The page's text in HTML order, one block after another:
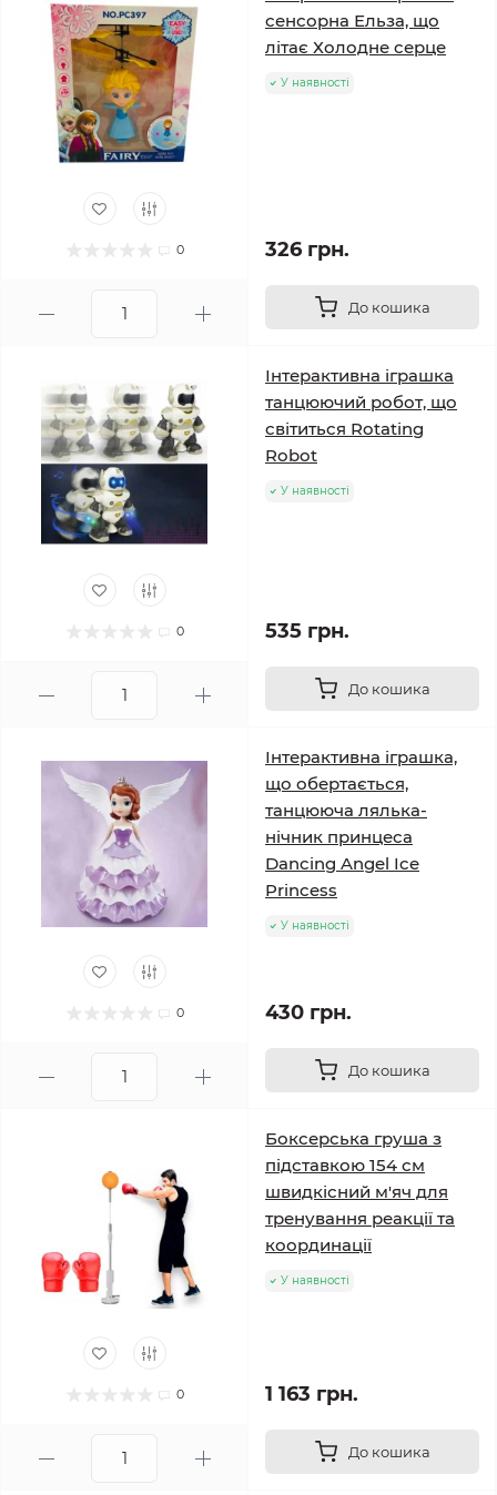
0
сенсорна Ельза, що
літає Холодне серце
У наявності
326 грн.
До кошика
0
Інтерактивна іграшка
танцюючий робот, що
світиться Rotating
Robot
У наявності
535 грн.
До кошика
0
Інтерактивна іграшка,
що обертається,
танцююча лялька-
нічник принцеса
Dancing Angel Ice
Princess
У наявності
430 грн.
До кошика
0
Боксерська груша з
підставкою 154 см
швидкісний м'яч для
тренування реакції та
координації
У наявності
1 163 грн.
До кошика